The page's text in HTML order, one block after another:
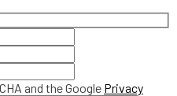
and the Google Privacy